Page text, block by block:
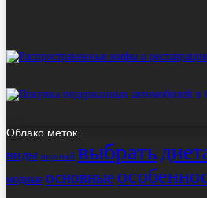
Облако меток
виды вкусный выбрать
модные основные